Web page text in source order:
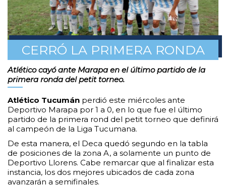
CERRÓ LA PRIMERA RONDA
Atlético cayó ante Marapa en el último partido de la
primera ronda del petit torneo.
Atlético Tucumán perdió este miércoles ante
Deportivo Marapa por 1 a 0, en lo que fue el último
partido de la primera rond del petit torneo que definirá
al campeón de la Liga Tucumana.
De esta manera, el Deca quedó segundo en la tabla
de posiciones de la zona A, a solamente un punto de
Deportivo Llorens. Cabe remarcar que al finalizar esta
instancia, los dos mejores ubicados de cada zona
avanzarán a semifinales.